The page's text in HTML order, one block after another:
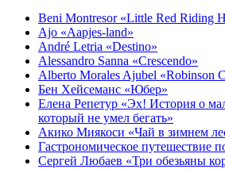
Beni Montresor «Little Red Riding
Ajo «Aapjes-land»
André Letria «Destino»
Alessandro Sanna «Crescendo»
Alberto Morales Ajubel «Robinson
Бен Хейсеманс «Юбер»
Елена Репетур «Эх! История о
который не умел бегать»
Акико Миякоси «Чай в зимнем
Гастрономическое путешествие
Сергей Любаев «Три обезьяны